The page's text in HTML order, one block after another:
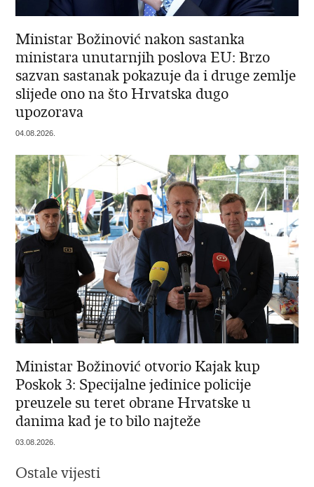
Ministar Božinović nakon sastanka
ministara unutarnjih poslova EU: Brzo
sazvan sastanak pokazuje da i druge zemlje
slijede ono na što Hrvatska dugo
upozorava
04.08.2026.
Ministar Božinović otvorio Kajak kup
Poskok 3: Specijalne jedinice policije
preuzele su teret obrane Hrvatske u
danima kad je to bilo najteže
03.08.2026.
Ostale vijesti